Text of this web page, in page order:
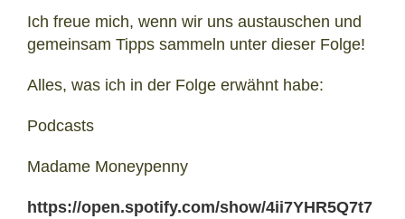
Ich freue mich, wenn wir uns austauschen und
gemeinsam Tipps sammeln unter dieser Folge!
Alles, was ich in der Folge erwähnt habe:
Podcasts
Madame Moneypenny
https://open.spotify.com/show/4ii7YHR5Q7t7